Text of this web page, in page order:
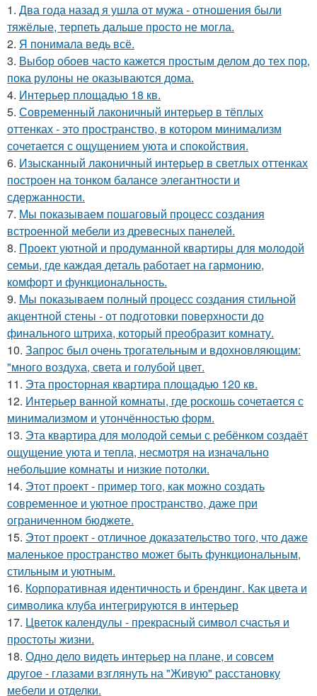
1. Два года назад я ушла от мужа - отношения были
тяжёлые, терпеть дальше просто не могла.
2. Я понимала ведь всё.
3. Выбор обоев часто кажется простым делом до тех пор,
пока рулоны не оказываются дома.
4. Интерьер площадью 18 кв.
5. Современный лаконичный интерьер в тёплых
оттенках - это пространство, в котором минимализм
сочетается с ощущением уюта и спокойствия.
6. Изысканный лаконичный интерьер в светлых оттенках
построен на тонком балансе элегантности и
сдержанности.
7. Мы показываем пошаговый процесс создания
встроенной мебели из древесных панелей.
8. Проект уютной и продуманной квартиры для молодой
семьи, где каждая деталь работает на гармонию,
комфорт и функциональность.
9. Мы показываем полный процесс создания стильной
акцентной стены - от подготовки поверхности до
финального штриха, который преобразит комнату.
10. Запрос был очень трогательным и вдохновляющим:
"много воздуха, света и голубой цвет.
11. Эта просторная квартира площадью 120 кв.
12. Интерьер ванной комнаты, где роскошь сочетается с
минимализмом и утончённостью форм.
13. Эта квартира для молодой семьи с ребёнком создаёт
ощущение уюта и тепла, несмотря на изначально
небольшие комнаты и низкие потолки.
14. Этот проект - пример того, как можно создать
современное и уютное пространство, даже при
ограниченном бюджете.
15. Этот проект - отличное доказательство того, что даже
маленькое пространство может быть функциональным,
стильным и уютным.
16. Корпоративная идентичность и брендинг. Как цвета и
символика клуба интегрируются в интерьер
17. Цветок календулы - прекрасный символ счастья и
простоты жизни.
18. Одно дело видеть интерьер на плане, и совсем
другое - глазами взглянуть на "Живую" расстановку
мебели и отделки.